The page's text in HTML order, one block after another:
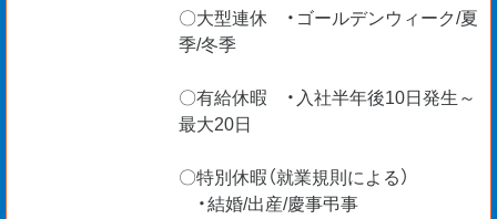
＊給与仮払い制度あり
＊リモート面談随時実施中
【海外エンジニア応援】
＊Construction Manager
〇大型連休 ・ゴールデンウィーク/夏
季/冬季
〇有給休暇 ・入社半年後10日発生～
最大20日
〇特別休暇（就業規則による）
・結婚/出産/慶事弔事